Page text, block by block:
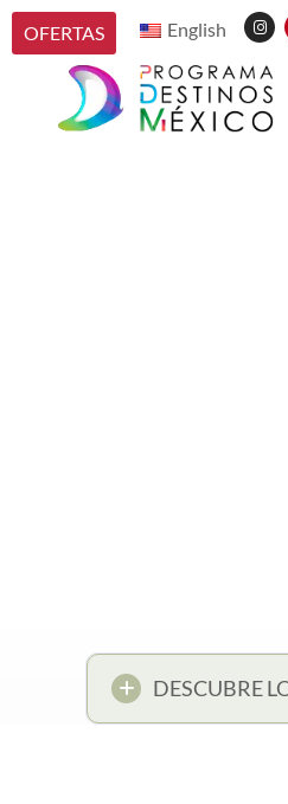
OFERTAS English
DESCUBRE